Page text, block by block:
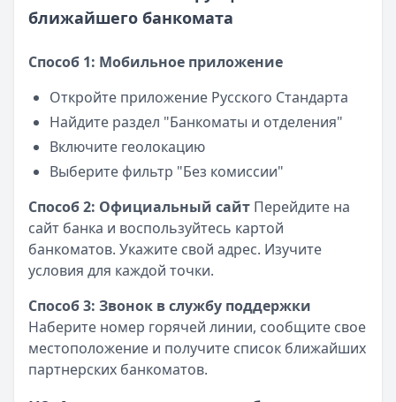
ближайшего банкомата
Способ 1: Мобильное приложение
Откройте приложение Русского Стандарта
Найдите раздел "Банкоматы и отделения"
Включите геолокацию
Выберите фильтр "Без комиссии"
Способ 2: Официальный сайт Перейдите на
сайт банка и воспользуйтесь картой
банкоматов. Укажите свой адрес. Изучите
условия для каждой точки.
Способ 3: Звонок в службу поддержки
Наберите номер горячей линии, сообщите свое
местоположение и получите список ближайших
партнерских банкоматов.